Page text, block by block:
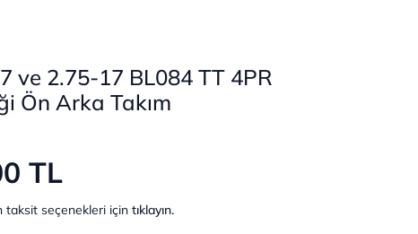
ve 2.75-17 BL084 TT 4PR
Ön Arka Takım
TL
taksit seçenekleri için tıklayın.